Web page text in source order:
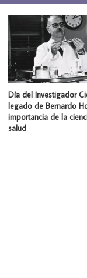
Día del Investigador
legado de Bernardo
importancia de la
salud